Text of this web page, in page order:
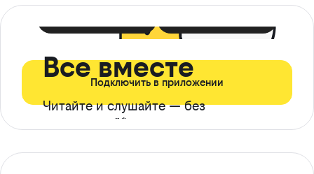
Все вместе
Читайте и слушайте — без
ограничений*
Подключить в приложении